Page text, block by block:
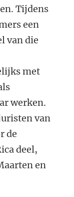
Tijdens
een
van die
met
werken.
van
de
deel,
en